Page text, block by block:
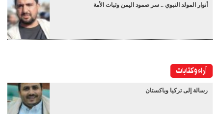
أنوار المولد النبوي .. سر صمود اليمن وثبات الأمة
آراء وكتابات
رسالة إلى تركيا وباكستان